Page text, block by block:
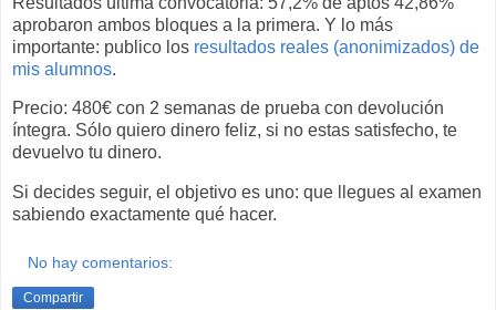
aprobaron ambos bloques a la primera. Y lo más
importante: publico los resultados reales (anonimizados) de
mis alumnos.
Precio: 480€ con 2 semanas de prueba con devolución
íntegra. Sólo quiero dinero feliz, si no estas satisfecho, te
devuelvo tu dinero.
Si decides seguir, el objetivo es uno: que llegues al examen
sabiendo exactamente qué hacer.
No hay comentarios:
Compartir